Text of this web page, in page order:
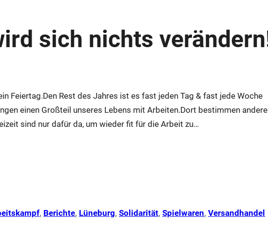
sich nichts
Feiertag.Den Rest des Jahres ist es fast jeden Tag & fast jede Woche
einen Großteil unseres Lebens mit Arbeiten.Dort bestimmen andere
sind nur dafür da, um wieder fit für die Arbeit zu…
, Berichte, Lüneburg, Solidarität, Spielwaren, Versandhandel